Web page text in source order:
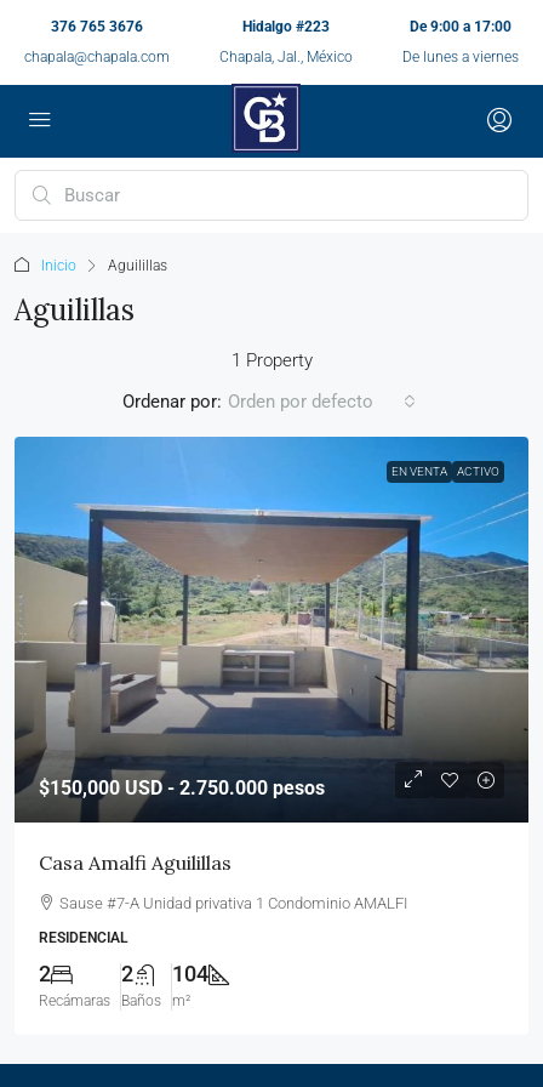
376 765 3676
chapala@chapala.com
Hidalgo #223
Chapala, Jal., México
De 9:00 a 17:00
De lunes a viernes
Inicio Aguilillas
Aguilillas
1 Property
Ordenar por: Orden por defecto
EN VENTA ACTIVO
$150,000 USD - 2.750.000 pesos
Casa Amalfi Aguilillas
Sause #7-A Unidad privativa 1 Condominio AMALFI
RESIDENCIAL
2
Recámaras
2
Baños
104
m²